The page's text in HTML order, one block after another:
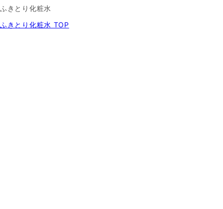
ふきとり化粧水
ふきとり化粧水 TOP